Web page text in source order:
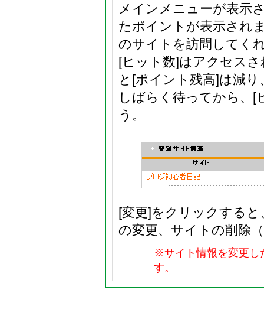
メインメニューが表示
たポイントが表示され
のサイトを訪問してく
[ヒット数]はアクセス
と[ポイント残高]は減
しばらく待ってから、[
う。
[変更]をクリックする
の変更、サイトの削除
※サイト情報を変更し
す。